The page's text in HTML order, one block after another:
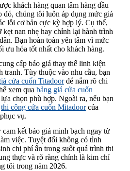
khách hàng quan tâm hàng đầu
đó, chúng tôi luôn áp dụng mức giá
lỗi cơ bản cực kỳ hợp lý. Cụ thể,
nan nhẹ hay chỉnh lại hành trình
Bạn hoàn toàn yên tâm vì mức
ưu hóa tốt nhất cho khách hàng.
cấp báo giá thay thế linh kiện
tranh. Tùy thuộc vào nhu cầu, bạn
cửa cuốn Titadoorđể nắm rõ chi
xem qua bảng giá cửa cuốn
chọn phù hợp. Ngoài ra, nếu bạn
thi công cửa cuốn Mitadoorcủa
vụ.
kết báo giá minh bạch ngay từ
việc. Tuyệt đối không có tình
chi phí ẩn trong suốt quá trình thi
thực và rõ ràng chính là kim chỉ
tôi trong năm 2026.